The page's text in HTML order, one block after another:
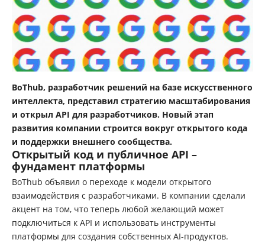
BoThub, разработчик решений на базе искусственного
интеллекта, представил стратегию масштабирования
и открыл API для разработчиков. Новый этап
развития компании строится вокруг открытого кода
и поддержки внешнего сообщества.
Открытый код и публичное API –
фундамент платформы
BoThub объявил о переходе к модели открытого
взаимодействия с разработчиками. В компании сделали
акцент на том, что теперь любой желающий может
подключиться к API и использовать инструменты
платформы для создания собственных AI-продуктов.